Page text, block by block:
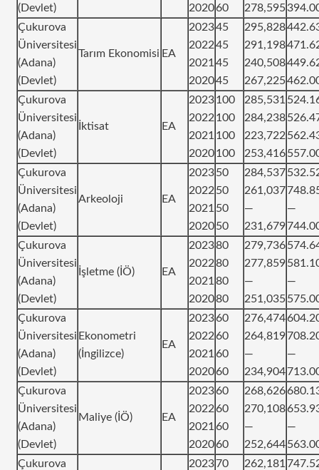
(Devlet)
2020 60
278,595
Çukurova
Üniversitesi
(Adana)
(Devlet)
Tarım Ekonomisi EA
2023
2022
2021
2020
45
45
45
45
295,828
291,198
240,508
267,225
Çukurova
Üniversitesi
(Adana)
(Devlet)
İktisat EA
2023
2022
2021
2020
100
100
100
100
285,531
284,238
223,722
253,416
Çukurova
Üniversitesi
(Adana)
(Devlet)
Arkeoloji EA
2023
2022
2021
2020
50
50
50
50
284,537
261,037
—
231,679
—
Çukurova
Üniversitesi
(Adana)
(Devlet)
İşletme (İÖ) EA
2023
2022
2021
2020
80
80
80
80
279,736
277,859
—
251,035
—
Çukurova
Üniversitesi
(Adana)
(Devlet)
Ekonometri
(İngilizce)
EA
2023
2022
2021
2020
60
60
60
60
276,474
264,819
—
234,904
—
Çukurova
Üniversitesi
(Adana)
(Devlet)
Maliye (İÖ) EA
2023
2022
2021
2020
60
60
60
60
268,626
270,108
—
252,644
—
Çukurova
202370
262,181